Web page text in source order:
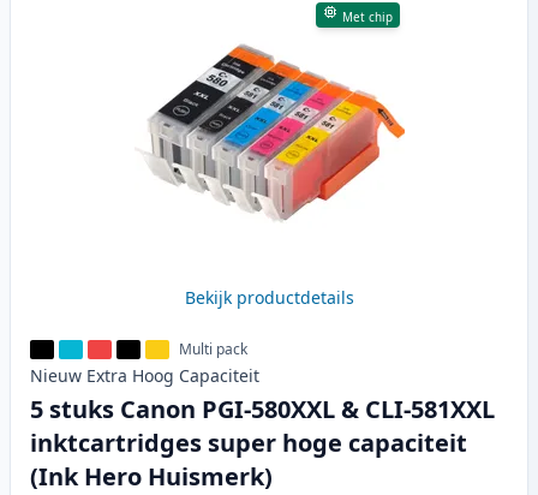
Met chip
Bekijk productdetails
Multi pack
Nieuw Extra Hoog Capaciteit
5 stuks Canon PGI-580XXL & CLI-581XXL
inktcartridges super hoge capaciteit
(Ink Hero Huismerk)